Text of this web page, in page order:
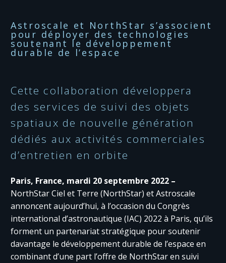
Astroscale et NorthStar s’associent
pour déployer des technologies
soutenant le développement
durable de l’espace
Cette collaboration développera
des services de suivi des objets
spatiaux de nouvelle génération
dédiés aux activités commerciales
d’entretien en orbite
Paris, France, mardi 20 septembre 2022 –
NorthStar Ciel et Terre (NorthStar) et Astroscale
annoncent aujourd’hui, à l’occasion du Congrès
international d’astronautique (IAC) 2022 à Paris, qu’ils
forment un partenariat stratégique pour soutenir
davantage le développement durable de l’espace en
combinant d’une part l’offre de NorthStar en suivi